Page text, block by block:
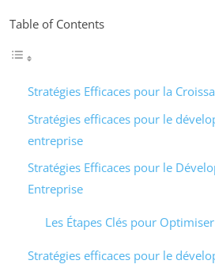
Table of Contents
Stratégies Efficaces pour la
Stratégies efficaces pour le
entreprise
Stratégies Efficaces pour le
Entreprise
Les Étapes Clés pour
Stratégies efficaces pour le